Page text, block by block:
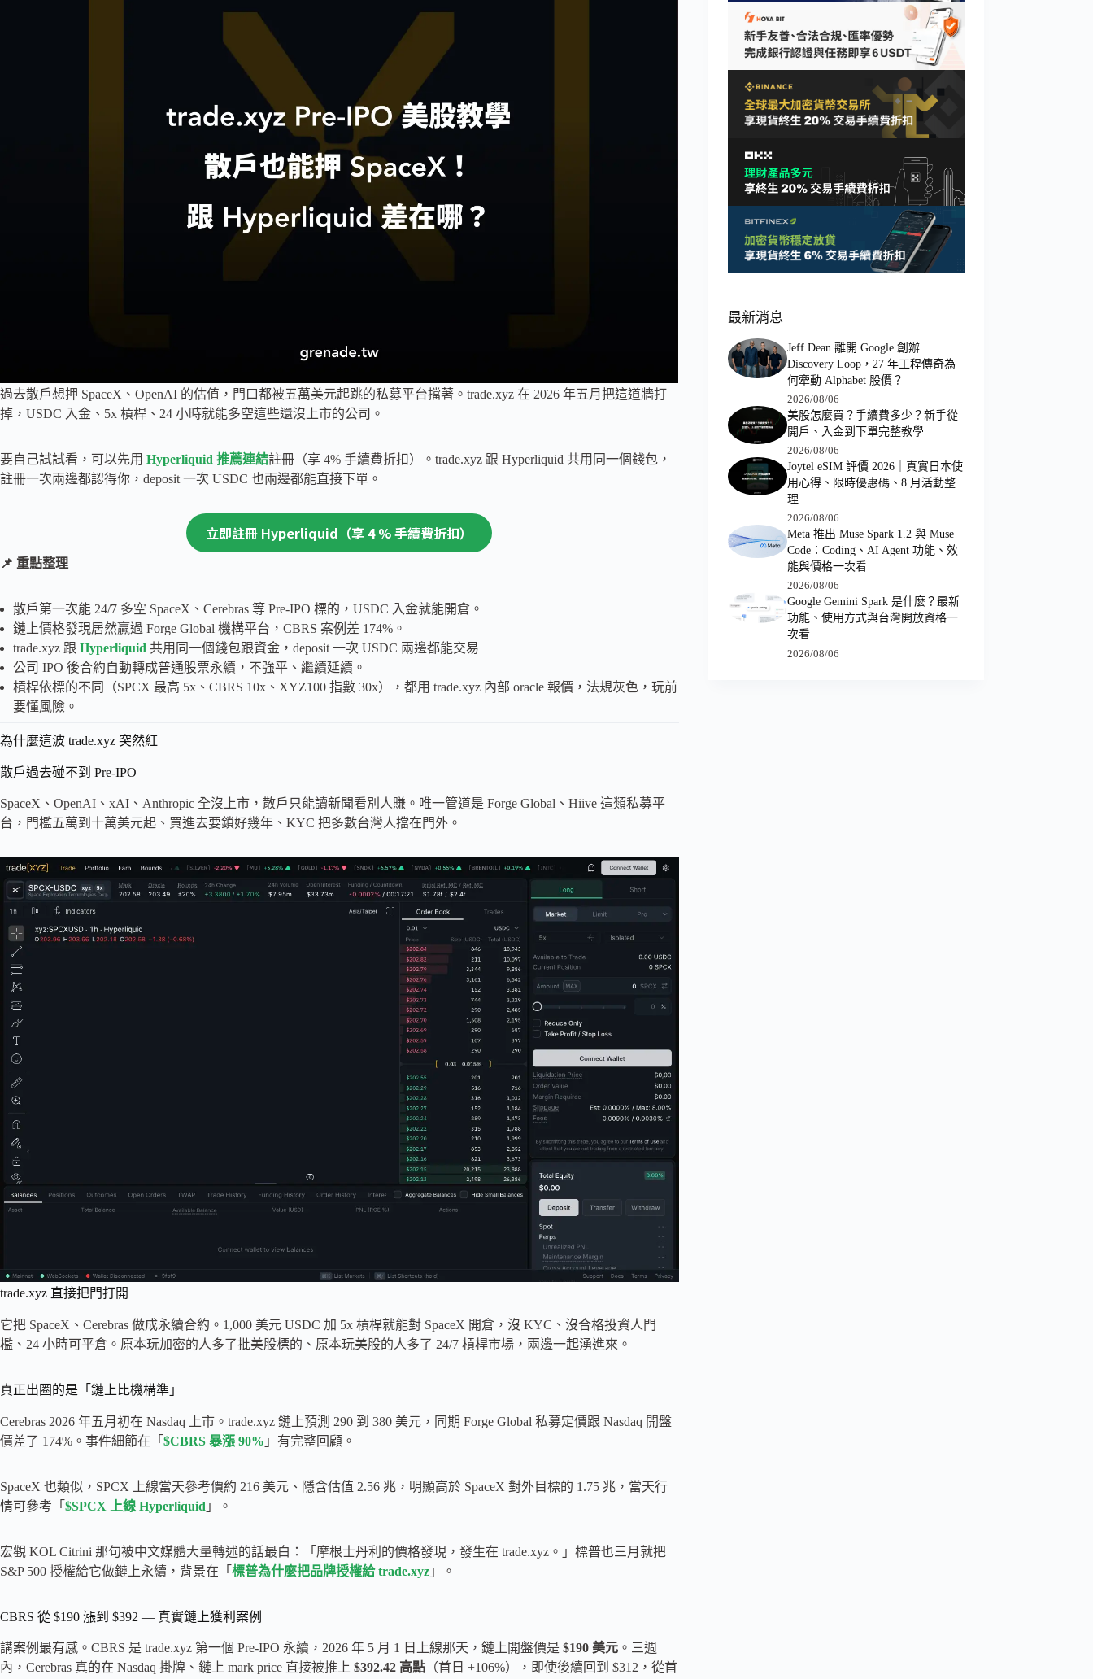
過去散戶想押 SpaceX、OpenAI 的估值，門口都被五萬美元起跳的私募平台擋著。trade.xyz 在 2026 年五月把這道牆打
掉，USDC 入金、5x 槓桿、24 小時就能多空這些還沒上市的公司。
要自己試試看，可以先用 Hyperliquid 推薦連結註冊（享 4% 手續費折扣）。trade.xyz 跟 Hyperliquid 共用同一個錢包，
註冊一次兩邊都認得你，deposit 一次 USDC 也兩邊都能直接下單。
立即註冊 Hyperliquid（享 4 % 手續費折扣）
📌 重點整理
散戶第一次能 24/7 多空 SpaceX、Cerebras 等 Pre-IPO 標的，USDC 入金就能開倉。
鏈上價格發現居然贏過 Forge Global 機構平台，CBRS 案例差 174%。
trade.xyz 跟 Hyperliquid 共用同一個錢包跟資金，deposit 一次 USDC 兩邊都能交易
公司 IPO 後合約自動轉成普通股票永續，不強平、繼續延續。
槓桿依標的不同（SPCX 最高 5x、CBRS 10x、XYZ100 指數 30x），都用 trade.xyz 內部 oracle 報價，法規灰色，玩前
要懂風險。
為什麼這波 trade.xyz 突然紅
散戶過去碰不到 Pre-IPO
SpaceX、OpenAI、xAI、Anthropic 全沒上市，散戶只能讀新聞看別人賺。唯一管道是 Forge Global、Hiive 這類私募平
台，門檻五萬到十萬美元起、買進去要鎖好幾年、KYC 把多數台灣人擋在門外。
trade.xyz 直接把門打開
它把 SpaceX、Cerebras 做成永續合約。1,000 美元 USDC 加 5x 槓桿就能對 SpaceX 開倉，沒 KYC、沒合格投資人門
檻、24 小時可平倉。原本玩加密的人多了批美股標的、原本玩美股的人多了 24/7 槓桿市場，兩邊一起湧進來。
真正出圈的是「鏈上比機構準」
Cerebras 2026 年五月初在 Nasdaq 上市。trade.xyz 鏈上預測 290 到 380 美元，同期 Forge Global 私募定價跟 Nasdaq 開盤
價差了 174%。事件細節在「 $CBRS 暴漲 90% 」有完整回顧。
SpaceX 也類似，SPCX 上線當天參考價約 216 美元、隱含估值 2.56 兆，明顯高於 SpaceX 對外目標的 1.75 兆，當天行
情可參考「 $SPCX 上線 Hyperliquid 」。
宏觀 KOL Citrini 那句被中文媒體大量轉述的話最白：「摩根士丹利的價格發現，發生在 trade.xyz。」標普也三月就把
S&P 500 授權給它做鏈上永續，背景在「 標普為什麼把品牌授權給 trade.xyz 」。
CBRS 從 $190 漲到 $392 — 真實鏈上獲利案例
講案例最有感。CBRS 是 trade.xyz 第一個 Pre-IPO 永續，2026 年 5 月 1 日上線那天，鏈上開盤價是 $190 美元 。三週
內，Cerebras 真的在 Nasdaq 掛牌、鏈上 mark price 直接被推上 $392.42 高點 （首日 +106%），即使後續回到 $312，從首
最新消息
Jeff Dean 離開 Google 創辦
Discovery Loop，27 年工程傳奇為
何牽動 Alphabet 股價？
2026/08/06
美股怎麼買？手續費多少？新手從
開戶、入金到下單完整教學
2026/08/06
Joytel eSIM 評價 2026｜真實日本使
用心得、限時優惠碼、8 月活動整
理
2026/08/06
Meta 推出 Muse Spark 1.2 與 Muse
Code：Coding、AI Agent 功能、效
能與價格一次看
2026/08/06
Google Gemini Spark 是什麼？最新
功能、使用方式與台灣開放資格一
次看
2026/08/06